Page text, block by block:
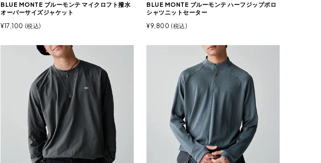
BLUE MONTE ブルーモンテ マイクロフト撥水
オーバーサイズジャケット
¥17,100 税込
BLUE MONTE ブルーモンテ ハーフジップポロ
シャツニットセーター
¥9,800 税込